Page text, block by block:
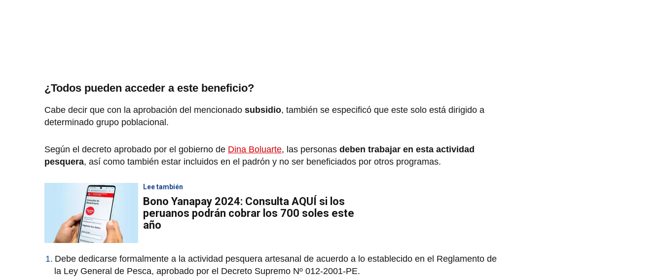
¿Todos pueden acceder a este beneficio?
Cabe decir que con la aprobación del mencionado subsidio, también se especificó que este solo está dirigido a
determinado grupo poblacional.
Según el decreto aprobado por el gobierno de Dina Boluarte, las personas deben trabajar en esta actividad
pesquera, así como también estar incluidos en el padrón y no ser beneficiados por otros programas.
Lee también
Bono Yanapay 2024: Consulta AQUÍ si los
peruanos podrán cobrar los 700 soles este
año
Debe dedicarse formalmente a la actividad pesquera artesanal de acuerdo a lo establecido en el Reglamento de
la Ley General de Pesca, aprobado por el Decreto Supremo Nº 012-2001-PE.